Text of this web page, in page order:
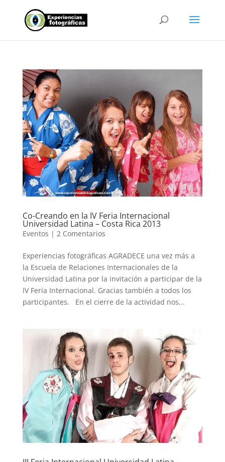
Co-Creando en la IV Feria Internacional
Universidad Latina – Costa Rica 2013
Eventos | 2 Comentarios
Experiencias fotográficas AGRADECE una vez más a
la Escuela de Relaciones Internacionales de la
Universidad Latina por la invitación a participar de la
IV Feria Internacional. Gracias también a todos los
participantes. En el cierre de la actividad nos...